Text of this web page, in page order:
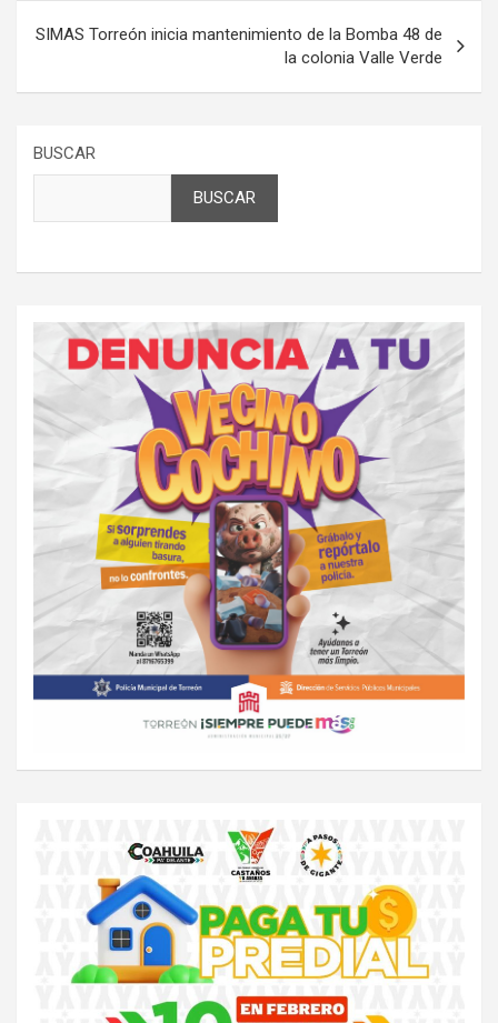
SIMAS Torreón inicia mantenimiento de la Bomba 48 de
la colonia Valle Verde
BUSCAR
BUSCAR